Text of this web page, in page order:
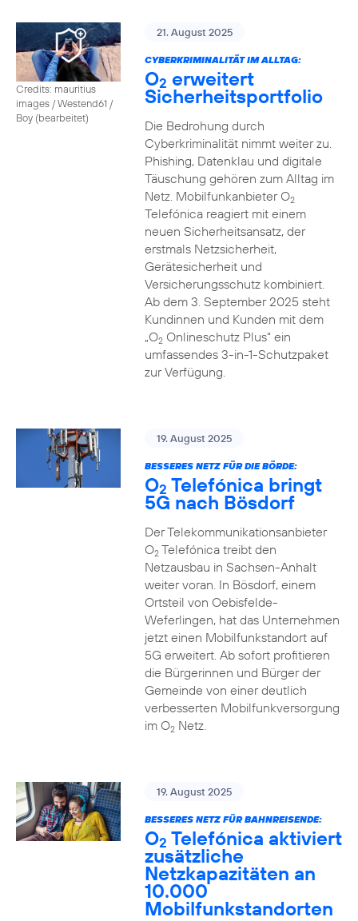
Credits: mauritius
images / Westend61 /
Boy (bearbeitet)
21. August 2025
CYBERKRIMINALITÄT IM ALLTAG:
O2 erweitert
Sicherheitsportfolio
Die Bedrohung durch
Cyberkriminalität nimmt weiter zu.
Phishing, Datenklau und digitale
Täuschung gehören zum Alltag im
Netz. Mobilfunkanbieter O2
Telefónica reagiert mit einem
neuen Sicherheitsansatz, der
erstmals Netzsicherheit,
Gerätesicherheit und
Versicherungsschutz kombiniert.
Ab dem 3. September 2025 steht
Kundinnen und Kunden mit dem
„O2Onlineschutz Plus“ ein
umfassendes 3-in-1-Schutzpaket
zur Verfügung.
19. August 2025
BESSERES NETZ FÜR DIE BÖRDE:
O2 Telefónica bringt
5G nach Bösdorf
Der Telekommunikationsanbieter
O2Telefónica treibt den
Netzausbau in Sachsen-Anhalt
weiter voran. In Bösdorf, einem
Ortsteil von Oebisfelde-
Weferlingen, hat das Unternehmen
jetzt einen Mobilfunkstandort auf
5G erweitert. Ab sofort profitieren
die Bürgerinnen und Bürger der
Gemeinde von einer deutlich
verbesserten Mobilfunkversorgung
im O2Netz.
19. August 2025
BESSERES NETZ FÜR BAHNREISENDE:
O2 Telefónica aktiviert
zusätzliche
Netzkapazitäten an
10.000
Mobilfunkstandorten